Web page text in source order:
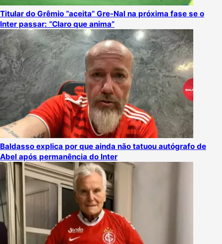
Titular do Grêmio “aceita” Gre-Nal na próxima fase se o
Inter passar: “Claro que anima”
Baldasso explica por que ainda não tatuou autógrafo de
Abel após permanência do Inter